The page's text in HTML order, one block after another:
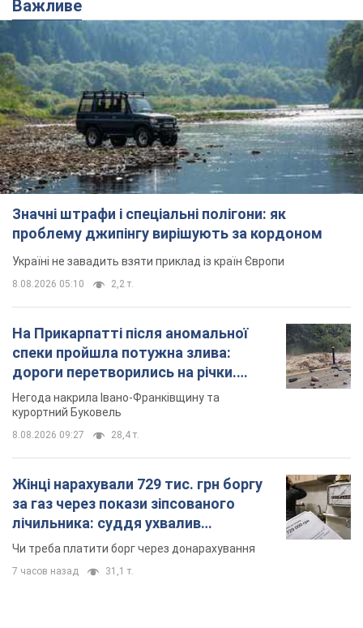
Важливе
Значні штрафи і спеціальні полігони: як
проблему джипінгу вирішують за кордоном
Україні не завадить взяти приклад із країн Європи
8.08.2026 05:10 2,2 т.
На Прикарпатті після аномальної
спеки пройшла потужна злива:
дороги перетворились на річки.
Відео
Негода накрила Івано-Франківщину та
курортний Буковель
8.08.2026 09:27 28,4 т.
Жінці нарахували 729 тис. грн боргу
за газ через покази зіпсованого
лічильника: суддя ухвалив
неочікуване рішення
Чи треба платити борг через донарахування
7 часов назад 31,1 т.